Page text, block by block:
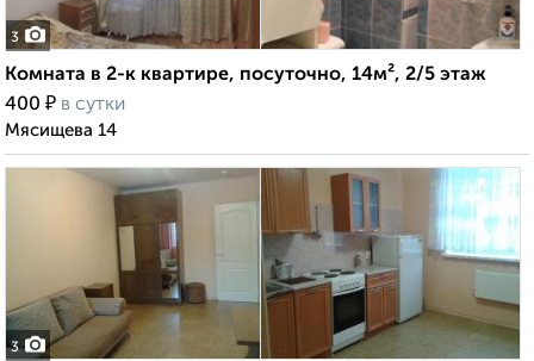
3
Комната в 2-к квартире, посуточно, 14м², 2/5 этаж
400 ₽ в сутки
Мясищева 14
3